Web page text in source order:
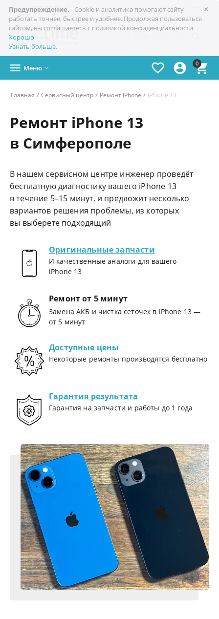
×
Предупреждение.
Cookie и аналитика помогают сайту
работать точнее, быстрее и удобнее. Продолжая пользоваться
сайтом, вы соглашаетесь с политикой конфиденциальности.
Хорошо.
Узнать больше.
Симферополь
+7(978)773-77-77 
0



 Меню 
Главная / Сервисный центр / Ремонт iPhone / iPhone 13
Ремонт iPhone 13
в Симферополе
В нашем сервисном центре инженер проведёт
бесплатную диагностику вашего iPhone 13
в течение 5–15 минут, и предложит несколько
вариантов решения проблемы, из которых
вы выберете подходящий
Оригинальные запчасти
И качественные аналоги для вашего
iPhone 13
Ремонт от 5 минут
Замена АКБ и чистка сеточек в iPhone 13 —
от 5 минут
Доступные цены
Некоторые ремонты производятся бесплатно
Гарантия результата
Гарантия на запчасти и работы до 1 года